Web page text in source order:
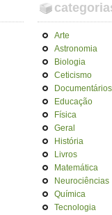
Arte
Astronomia
Biologia
Ceticismo
Documentários
Educação
Física
Geral
História
Livros
Matemática
Neurociências
Química
Tecnologia